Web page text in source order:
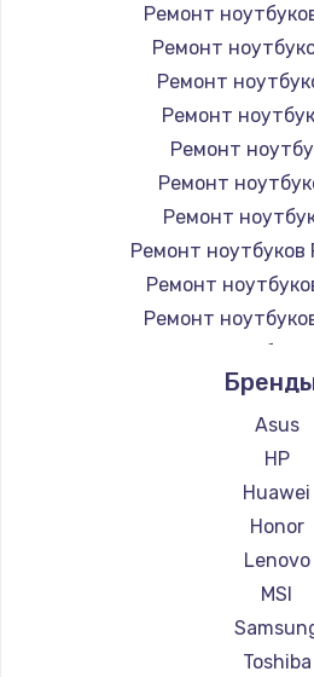
Ремонт
Ремонт
Ремонт
Ремонт
Ремонт
Ремонт
Ремонт
Ремонт ноутбуков
Ремонт
Ремонт
Ремонт
Ремонт
Ремонт
Ремонт
Ремонт ноутбуков
Ремонт
Ремонт
Ремонт
Ремонт
Ремонт
Asus
HP
Huawei
Honor
Lenovo
MSI
Toshiba